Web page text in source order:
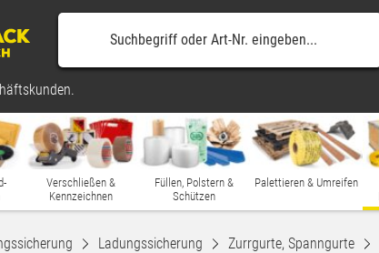
Verschließen &
Kennzeichnen
Füllen, Polstern &
Schützen
Palettieren & Umreifen
Ladungssicherung Zurrgurte, Spanngurte